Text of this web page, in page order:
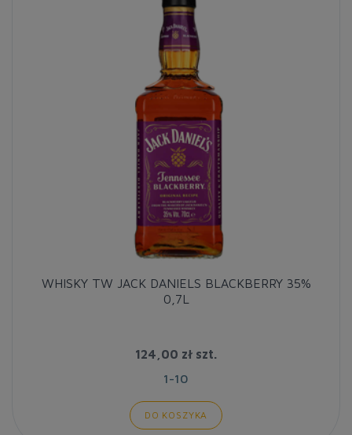
WHISKY TW JACK DANIELS BLACKBERRY 35%
0,7L
124,00 zł szt.
1-10
DO KOSZYKA